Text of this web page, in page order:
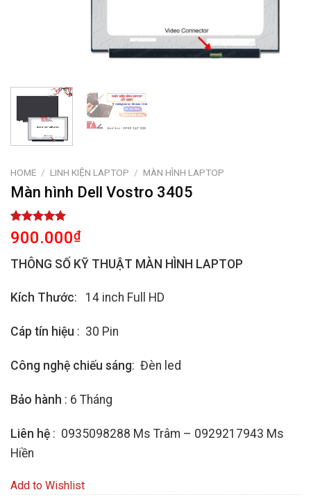
HOME / LINH KIỆN LAPTOP / MÀN HÌNH LAPTOP
Màn hình Dell Vostro 3405
Rated
5.00
out of 5
based on
1
customer
900.000₫
THÔNG SỐ KỸ THUẬT MÀN HÌNH LAPTOP
Kích Thước: 14 inch Full HD
Cáp tín hiệu : 30 Pin
Công nghệ chiếu sáng: Đèn led
Bảo hành : 6 Tháng
Liên hệ : 0935098288 Ms Trâm – 0929217943 Ms
Hiền
Add to Wishlist